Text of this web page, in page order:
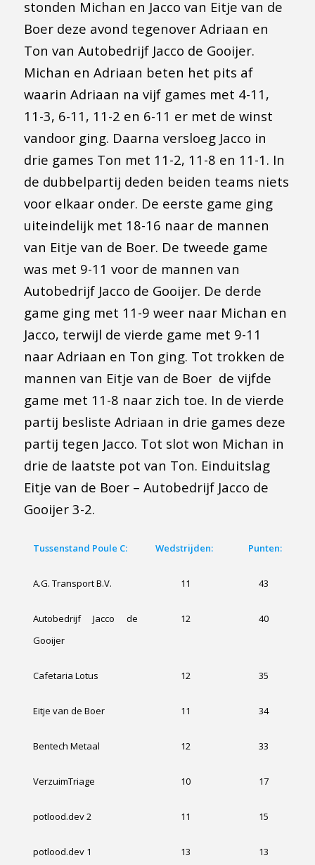
stonden Michan en Jacco van Eitje van de
Boer deze avond tegenover Adriaan en
Ton van Autobedrijf Jacco de Gooijer.
Michan en Adriaan beten het pits af
waarin Adriaan na vijf games met 4-11,
11-3, 6-11, 11-2 en 6-11 er met de winst
vandoor ging. Daarna versloeg Jacco in
drie games Ton met 11-2, 11-8 en 11-1. In
de dubbelpartij deden beiden teams niets
voor elkaar onder. De eerste game ging
uiteindelijk met 18-16 naar de mannen
van Eitje van de Boer. De tweede game
was met 9-11 voor de mannen van
Autobedrijf Jacco de Gooijer. De derde
game ging met 11-9 weer naar Michan en
Jacco, terwijl de vierde game met 9-11
naar Adriaan en Ton ging. Tot trokken de
mannen van Eitje van de Boer de vijfde
game met 11-8 naar zich toe. In de vierde
partij besliste Adriaan in drie games deze
partij tegen Jacco. Tot slot won Michan in
drie de laatste pot van Ton. Einduitslag
Eitje van de Boer – Autobedrijf Jacco de
Gooijer 3-2.
Tussenstand Poule C: Wedstrijden: Punten:
A.G. Transport B.V. 11 43
Autobedrijf Jacco de
Gooijer
12 40
Cafetaria Lotus 12 35
Eitje van de Boer 11 34
Bentech Metaal 12 33
VerzuimTriage 10 17
potlood.dev 2 11 15
potlood.dev 1 13 13